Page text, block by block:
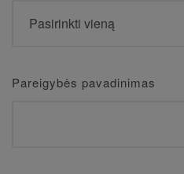
Pareigybės pavadinimas